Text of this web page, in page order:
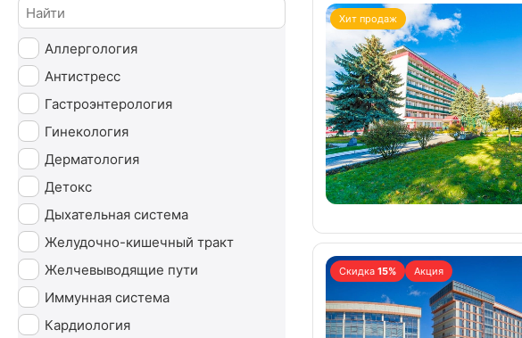
Хит продаж
Скидка 15% Акция
Аллергология
Антистресс
Гастроэнтерология
Гинекология
Дерматология
Детокс
Дыхательная система
Желудочно-кишечный тракт
Желчевыводящие пути
Иммунная система
Кардиология